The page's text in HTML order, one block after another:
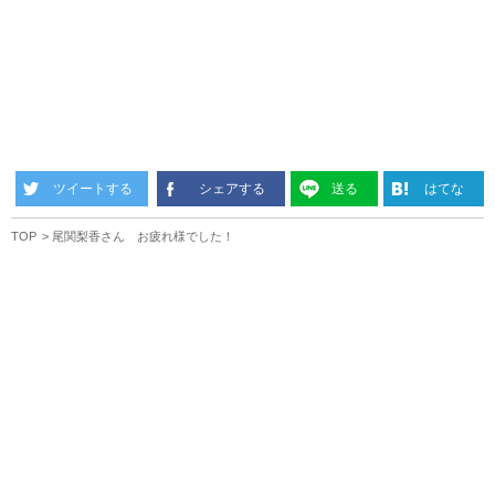
ツイートする シェアする 送る はてな
TOP 尾関梨香さん お疲れ様でした！